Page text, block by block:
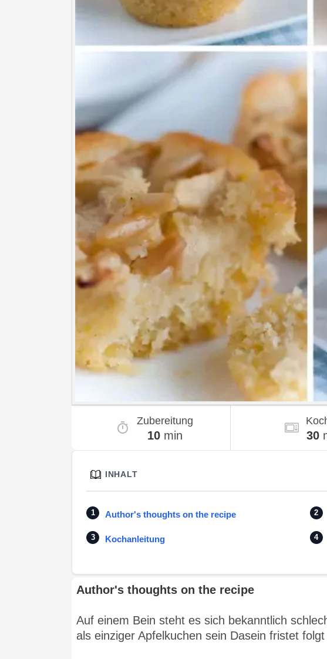
Zubereitung
10min 30
INHALT
Author's thoughts on the recipe
Kochanleitung
Author's thoughts on the recipe
Auf einem Bein steht es sich bekanntlich
als einziger Apfelkuchen sein Dasein fristet